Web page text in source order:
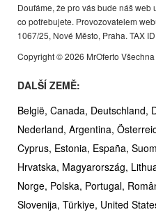
Doufáme, že pro vás bude náš web
co potřebujete. Provozovatelem
1067/25, Nové Město, Praha. TAX
Copyright © 2026 MrOferto
DALŠÍ ZEMĚ:
België, Canada, Deutschland,
Nederland, Argentina,
Cyprus, Estonia, España,
Hrvatska, Magyarország,
Norge, Polska, Portugal,
Slovenija, Türkiye, United